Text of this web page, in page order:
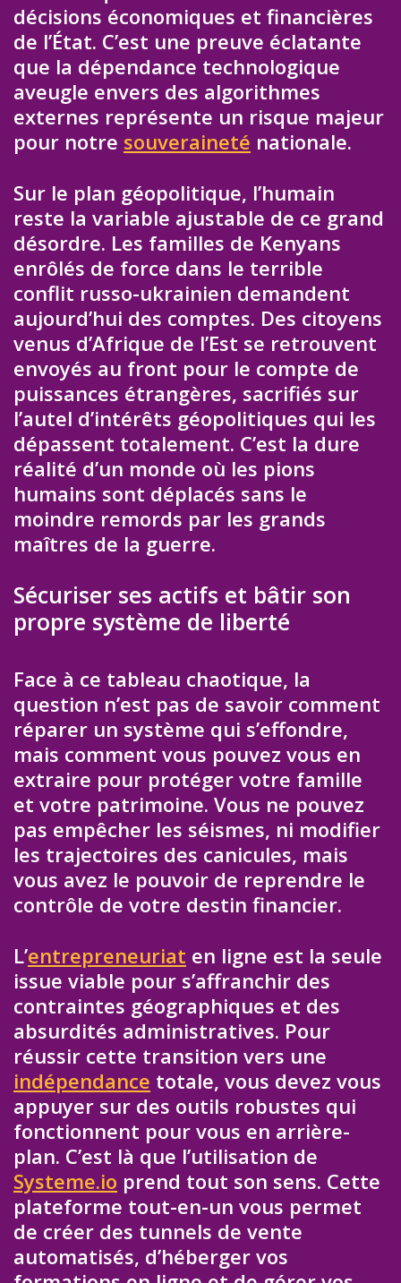
décisions économiques et financières
de l’État. C’est une preuve éclatante
que la dépendance technologique
aveugle envers des algorithmes
externes représente un risque majeur
pour notre souveraineté nationale.
Sur le plan géopolitique, l’humain
reste la variable ajustable de ce grand
désordre. Les familles de Kenyans
enrôlés de force dans le terrible
conflit russo-ukrainien demandent
aujourd’hui des comptes. Des citoyens
venus d’Afrique de l’Est se retrouvent
envoyés au front pour le compte de
puissances étrangères, sacrifiés sur
l’autel d’intérêts géopolitiques qui les
dépassent totalement. C’est la dure
réalité d’un monde où les pions
humains sont déplacés sans le
moindre remords par les grands
maîtres de la guerre.
Sécuriser ses actifs et bâtir son
propre système de liberté
Face à ce tableau chaotique, la
question n’est pas de savoir comment
réparer un système qui s’effondre,
mais comment vous pouvez vous en
extraire pour protéger votre famille
et votre patrimoine. Vous ne pouvez
pas empêcher les séismes, ni modifier
les trajectoires des canicules, mais
vous avez le pouvoir de reprendre le
contrôle de votre destin financier.
L’entrepreneuriat en ligne est la seule
issue viable pour s’affranchir des
contraintes géographiques et des
absurdités administratives. Pour
réussir cette transition vers une
indépendance totale, vous devez vous
appuyer sur des outils robustes qui
fonctionnent pour vous en arrière-
plan. C’est là que l’utilisation de
Systeme.io prend tout son sens. Cette
plateforme tout-en-un vous permet
de créer des tunnels de vente
automatisés, d’héberger vos